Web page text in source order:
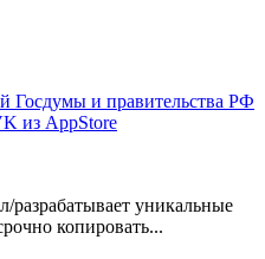
Госдумы и правительства РФ
из AppStore
разрабатывает уникальные
копировать...